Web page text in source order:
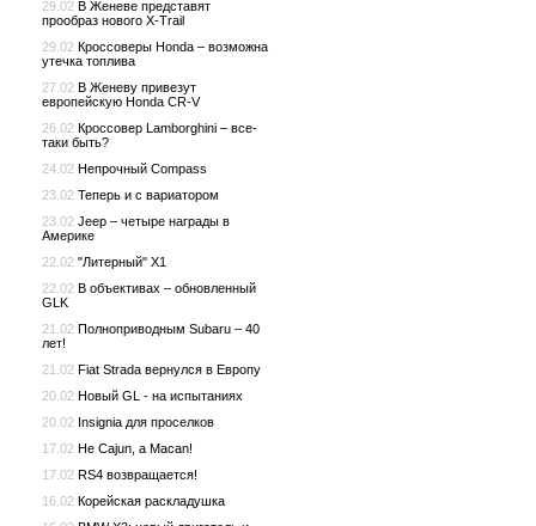
29.02 В Женеве представят
прообраз нового X-Trail
29.02 Кроссоверы Honda – возможна
утечка топлива
27.02 В Женеву привезут
европейскую Honda CR-V
26.02 Кроссовер Lamborghini – все-
таки быть?
24.02 Непрочный Compass
23.02 Теперь и с вариатором
23.02 Jeep – четыре награды в
Америке
22.02 "Литерный" X1
22.02 В объективах – обновленный
GLK
21.02 Полноприводным Subaru – 40
лет!
21.02 Fiat Strada вернулся в Европу
20.02 Новый GL - на испытаниях
20.02 Insignia для проселков
17.02 Не Cajun, а Macan!
17.02 RS4 возвращается!
16.02 Корейская раскладушка